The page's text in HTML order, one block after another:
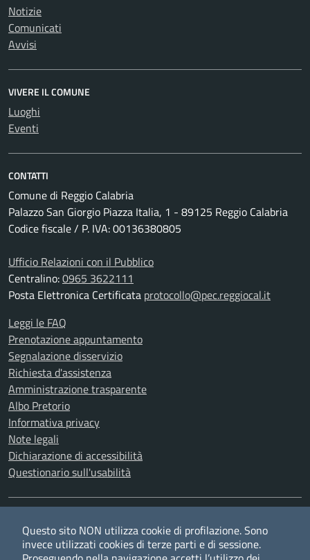
Notizie
Comunicati
Avvisi
VIVERE IL COMUNE
Luoghi
Eventi
CONTATTI
Comune di Reggio Calabria
Palazzo San Giorgio Piazza Italia, 1 - 89125 Reggio Calabria
Codice fiscale / P. IVA: 00136380805
Ufficio Relazioni con il Pubblico
Centralino:0965 3622111
Posta Elettronica Certificata protocollo@pec.reggiocal.it
Leggi le FAQ
Prenotazione appuntamento
Segnalazione disservizio
Richiesta d'assistenza
Amministrazione trasparente
Albo Pretorio
Informativa privacy
Note legali
Dichiarazione di accessibilità
Questionario sull'usabilità
TwitterFacebookYouTubeRSS
Questo sito NON utilizza cookie di profilazione. Sono
invece utilizzati cookies di terze parti e di sessione.